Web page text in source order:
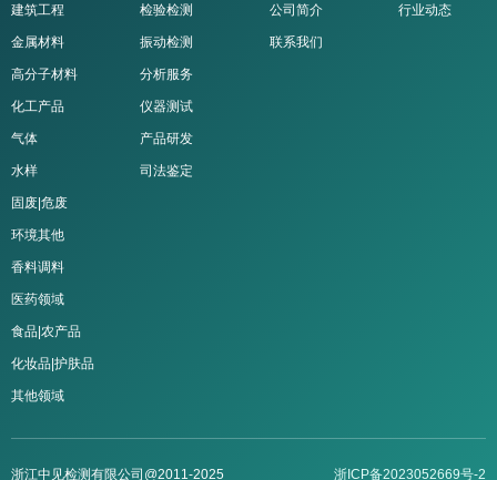
建筑工程
金属材料
高分子材料
化工产品
气体
水样
固废|危废
环境其他
香料调料
医药领域
食品|农产品
化妆品|护肤品
其他领域
检验检测
振动检测
分析服务
仪器测试
产品研发
司法鉴定
公司简介
联系我们
行业动态
浙江中见检测有限公司@2011-2025 浙ICP备2023052669号-2